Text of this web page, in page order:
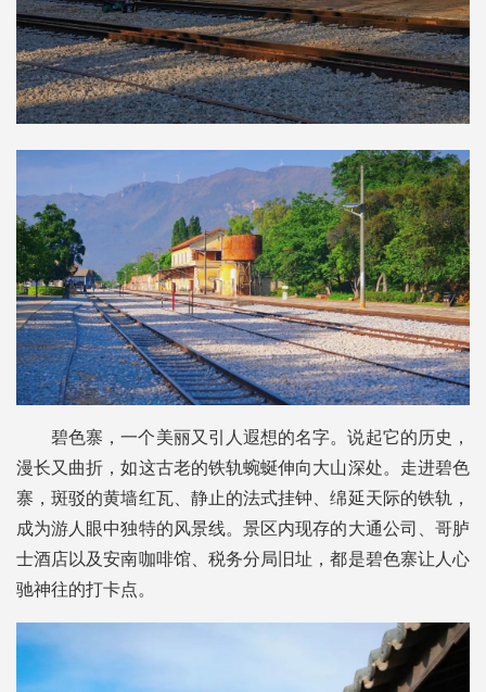
碧色寨，一个美丽又引人遐想的名字。说起它的历史，
漫长又曲折，如这古老的铁轨蜿蜒伸向大山深处。走进碧色
寨，斑驳的黄墙红瓦、静止的法式挂钟、绵延天际的铁轨，
成为游人眼中独特的风景线。景区内现存的大通公司、哥胪
士酒店以及安南咖啡馆、税务分局旧址，都是碧色寨让人心
驰神往的打卡点。